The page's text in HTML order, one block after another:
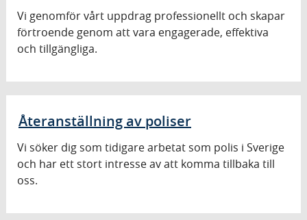
Vi genomför vårt uppdrag professionellt och skapar
förtroende genom att vara engagerade, effektiva
och tillgängliga.
Återanställning av poliser
Vi söker dig som tidigare arbetat som polis i Sverige
och har ett stort intresse av att komma tillbaka till
oss.